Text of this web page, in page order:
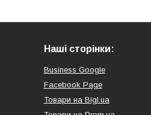
Наші сторінки:
Business Google
Facebook Page
Товари на Bigl.ua